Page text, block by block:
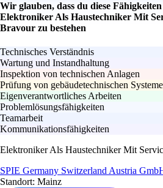
Wir glauben, dass du diese
Elektroniker Als Haustechniker Mit
Bravour zu bestehen
Technisches Verständnis
Wartung und Instandhaltung
Inspektion von technischen Anlagen
Prüfung von gebäudetechnischen
Eigenverantwortliches Arbeiten
Problemlösungsfähigkeiten
Teamarbeit
Kommunikationsfähigkeiten
Elektroniker Als Haustechniker Mit
SPIE Germany Switzerland Austria
Standort: Mainz